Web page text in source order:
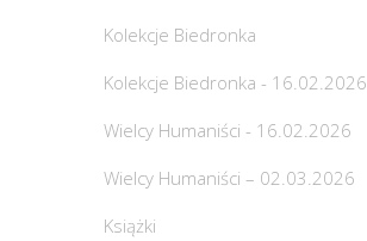
Kolekcje Biedronka
Kolekcje Biedronka - 16.02.2026
Wielcy Humaniści - 16.02.2026
Wielcy Humaniści – 02.03.2026
Książki